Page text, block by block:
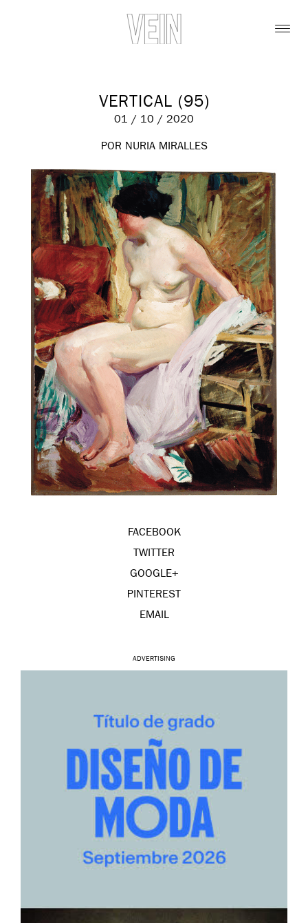
VERTICAL (95)
01 / 10 / 2020
POR NURIA MIRALLES
FACEBOOK
TWITTER
GOOGLE+
PINTEREST
EMAIL
ADVERTISING